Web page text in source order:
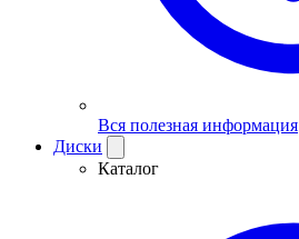
Вся полезная информация
Диски
Каталог